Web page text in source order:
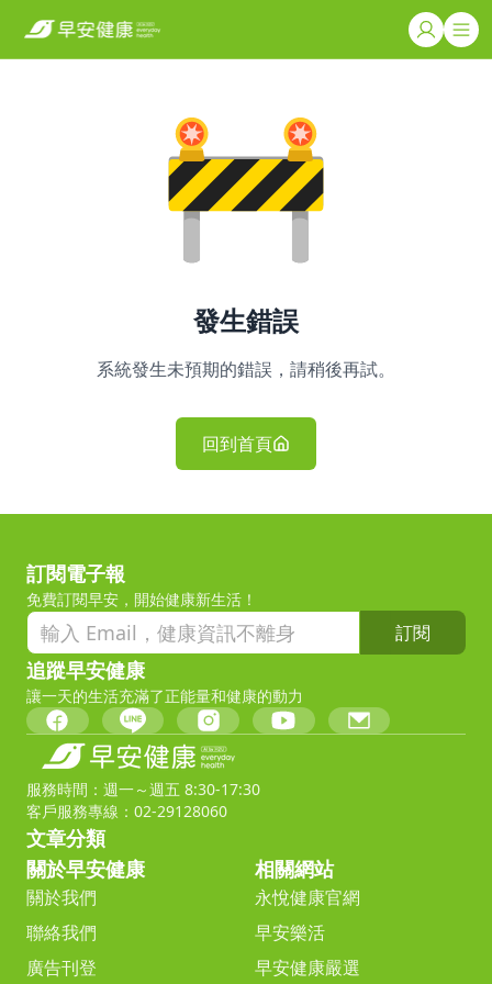
發生錯誤
系統發生未預期的錯誤，請稍後再試。
回到首頁
訂閱電子報
免費訂閱早安，開始健康新生活！
訂閱
追蹤早安健康
讓一天的生活充滿了正能量和健康的動力
服務時間：週一～週五 8:30-17:30
客戶服務專線：02-29128060
文章分類
關於早安健康
關於我們
聯絡我們
廣告刊登
相關網站
永悅健康官網
早安樂活
早安健康嚴選